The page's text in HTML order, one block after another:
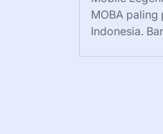
MOBA
Indonesia.